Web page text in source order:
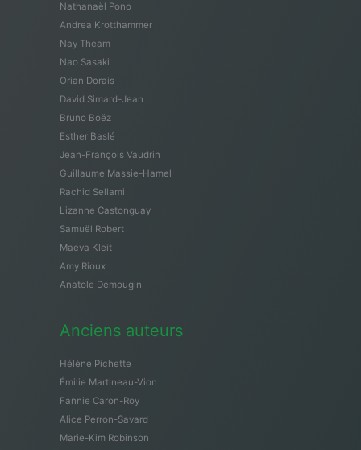
Nathanaël Pono
Andrea Krotthammer
Nay Theam
Nao Sasaki
Orian Dorais
David Simard-Jean
Bruno Boëz
Esther Baslé
Jean-François Vaudrin
Guillaume Massie-Hamel
Rachid Sellami
Lizanne Castonguay
Samuël Robert
Maeva Kleit
Amy Rioux
Anatole Demougin
Anciens auteurs
Hélène Pichette
Émilie Martineau-Vion
Fannie Caron-Roy
Alice Perron-Savard
Marie-Kim Robinson